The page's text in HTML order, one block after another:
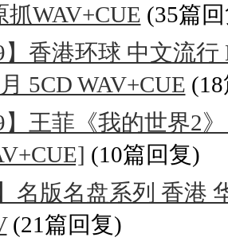
抓WAV+CUE (35篇
】香港环球 中文流
5CD WAV+CUE
】王菲《我的世界2
(10篇回复)
】名版名盘系列 香港
(21篇回复)